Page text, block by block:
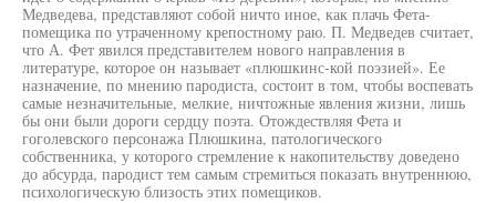
Медведева, представляют собой ничто иное, как плачь Фета-
помещика по утраченному крепостному раю. П. Медведев считает,
что А. Фет явился представителем нового направления в
литературе, которое он называет «плюшкинс-кой поэзией». Ее
назначение, по мнению пародиста, состоит в том, чтобы воспевать
самые незначительные, мелкие, ничтожные явления жизни, лишь
бы они были дороги сердцу поэта. Отождествляя Фета и
гоголевского персонажа Плюшкина, патологического
собственника, у которого стремление к накопительству доведено
до абсурда, пародист тем самым стремиться показать внутреннюю,
психологическую близость этих помещиков.